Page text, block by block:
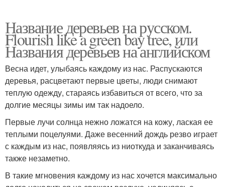
Название деревьев на русском.
Flourish like a green bay tree, или
Названия деревьев на английском
Весна идет, улыбаясь каждому из нас. Распускаются
деревья, расцветают первые цветы, люди снимают
теплую одежду, стараясь избавиться от всего, что за
долгие месяцы зимы им так надоело.
Первые лучи солнца нежно ложатся на кожу, лаская ее
теплыми поцелуями. Даже весенний дождь резво играет
с каждым из нас, появляясь из ниоткуда и заканчиваясь
также незаметно.
В такие мгновения каждому из нас хочется максимально